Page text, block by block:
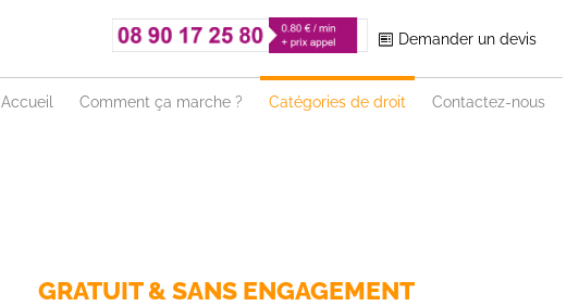
Demander un devis
Accueil Comment ça marche ? Catégories de droit Contactez-nous
GRATUIT & SANS ENGAGEMENT